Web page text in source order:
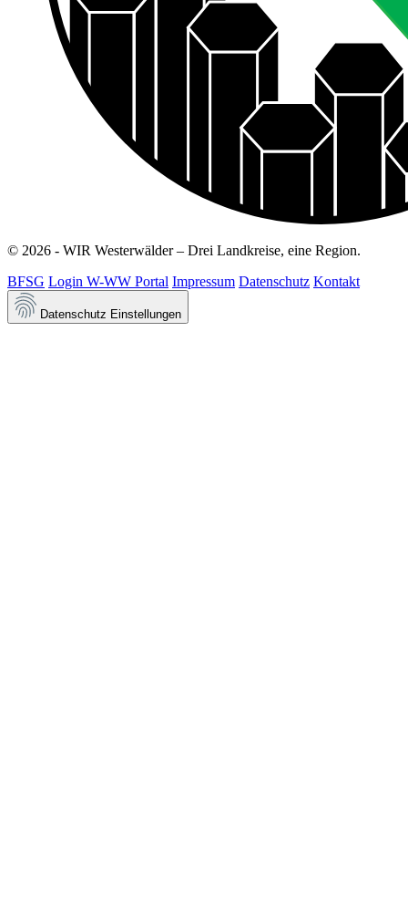
© 2026 - WIR Westerwälder – Drei Landkreise, eine Region.
BFSG Login W-WW Portal Impressum Datenschutz Kontakt
Datenschutz Einstellungen